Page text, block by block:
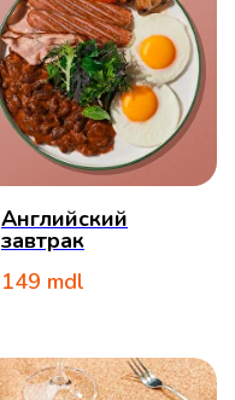
Английский
завтрак
149 mdl